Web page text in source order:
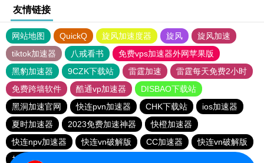
友情链接
网站地图 QuickQ 旋风加速度器 旋风
旋风加速
tiktok加速器
八戒看书
免费vps加速器外网苹果版
黑豹加速器
9CZK下载站 雷霆加速
雷霆每天免费2小时
免费跨墙软件
酷通vp加速器
DISBAO下载站
黑洞加速官网
快连pvn加速器 CHK下载站
ios加速器
夏时加速器
2023免费加速神器
快橙加速器
快连npv加速器
快连vn破解版 CC加速器
快连vn破解版
加速器试用3小时